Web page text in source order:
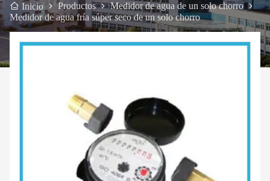
Inicio Productos
Medidor de agua de un solo chorro
Medidor de agua fría súper seco de un solo chorro